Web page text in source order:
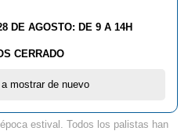
este Sábado 3 de Agosto en la 2ª
categorías territoriales.
y magnífico nivel el demostrado,
estival. Todos los palistas han
DE AGOSTO: DE 9 A 14H
CERRADO
mostrar de nuevo